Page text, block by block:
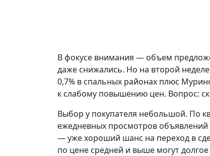
В фокусе внимания — объем
даже снижались. Но на второй
0,7% в спальных районах плюс
к слабому повышению цен. Вопрос:
Выбор у покупателя небольшой. По
ежедневных просмотров объявлений
— уже хороший шанс на переход в
по цене средней и выше могут